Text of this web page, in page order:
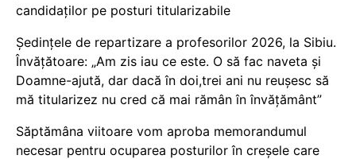
candidaților pe posturi titularizabile
Ședințele de repartizare a profesorilor 2026, la Sibiu.
Învățătoare: „Am zis iau ce este. O să fac naveta și
Doamne-ajută, dar dacă în doi,trei ani nu reușesc să
mă titularizez nu cred că mai rămân în învățământ”
Săptămâna viitoare vom aproba memorandumul
necesar pentru ocuparea posturilor în creșele care